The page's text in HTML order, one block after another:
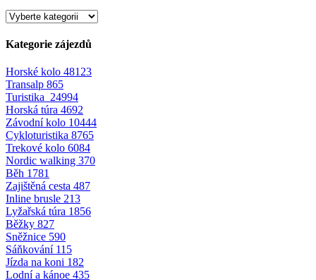
Kategorie zájezdů
Horské kolo 48123
Transalp 865
Turistika 24994
Horská túra 4692
Závodní kolo 10444
Cykloturistika 8765
Trekové kolo 6084
Nordic walking 370
Běh 1781
Zajištěná cesta 487
Inline brusle 213
Lyžařská túra 1856
Běžky 827
Sněžnice 590
Sáňkování 115
Jízda na koni 182
Lodní a kánoe 435